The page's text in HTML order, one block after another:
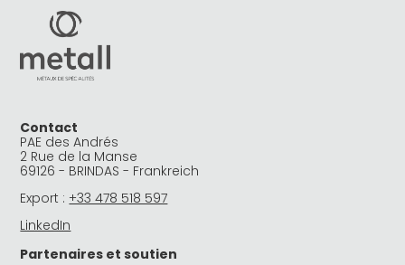
Contact
PAE des Andrés
2 Rue de la Manse
69126 - BRINDAS - Frankreich
Export : +33 478 518 597
LinkedIn
Partenaires et soutien